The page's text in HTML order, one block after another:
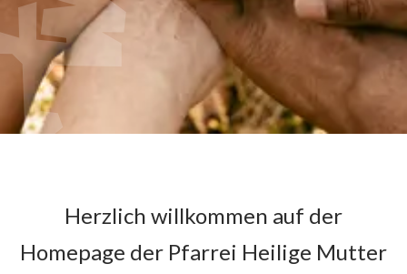
Herzlich willkommen auf der
Homepage der Pfarrei Heilige Mutter